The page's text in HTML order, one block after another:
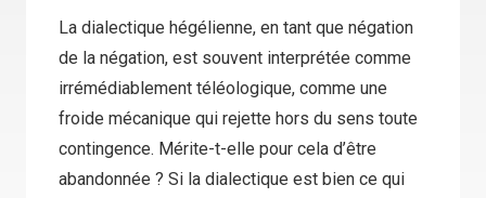
La dialectique hégélienne, en tant que négation
de la négation, est souvent interprétée comme
irrémédiablement téléologique, comme une
froide mécanique qui rejette hors du sens toute
contingence. Mérite-t-elle pour cela d’être
abandonnée ? Si la dialectique est bien ce qui